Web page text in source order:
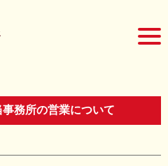
務所の営業について